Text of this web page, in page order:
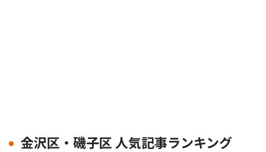
金沢区・磯子区 人気記事ランキング